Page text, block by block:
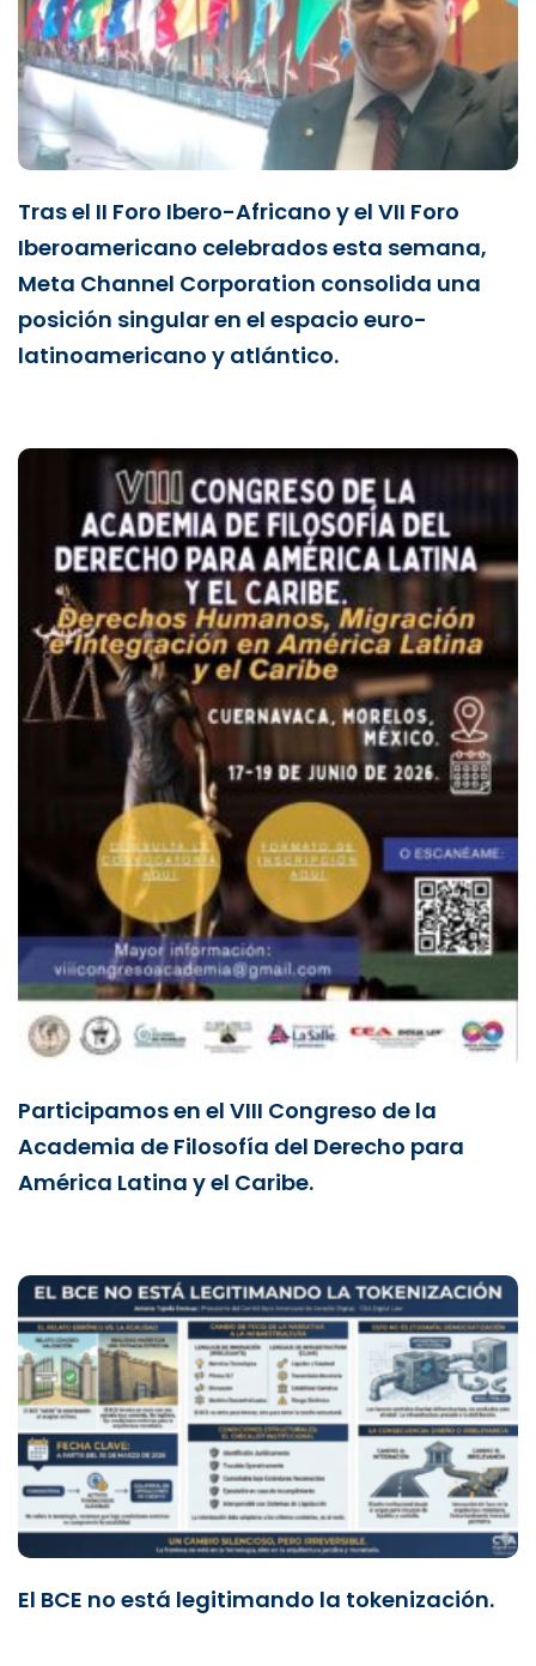
Tras el II Foro Ibero-Africano y el VII Foro
Iberoamericano celebrados esta semana,
Meta Channel Corporation consolida una
posición singular en el espacio euro-
latinoamericano y atlántico.
Participamos en el VIII Congreso de la
Academia de Filosofía del Derecho para
América Latina y el Caribe.
El BCE no está legitimando la tokenización.